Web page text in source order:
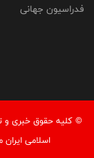
فدراسیون جهانی
© کليه حقوق خبری و
اسلامی